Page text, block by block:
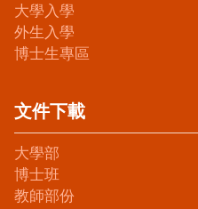
大學入學
外生入學
博士生專區
文件下載
大學部
博士班
教師部份